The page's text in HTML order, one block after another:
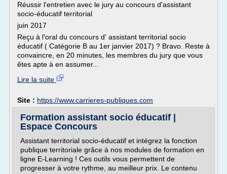
Réussir l'entretien avec le jury au concours d'assistant
socio-éducatif territorial
juin 2017
Reçu à l'oral du concours d' assistant territorial socio
éducatif ( Catégorie B au 1er janvier 2017) ? Bravo. Reste à
convaincre, en 20 minutes, les membres du jury que vous
êtes apte à en assumer...
Lire la suite
Site : https://www.carrieres-publiques.com
Formation assistant socio éducatif |
Espace Concours
Assistant territorial socio-éducatif et intégrez la fonction
publique territoriale grâce à nos modules de formation en
ligne E-Learning ! Ces outils vous permettent de
progresser à votre rythme, au meilleur prix. Le contenu